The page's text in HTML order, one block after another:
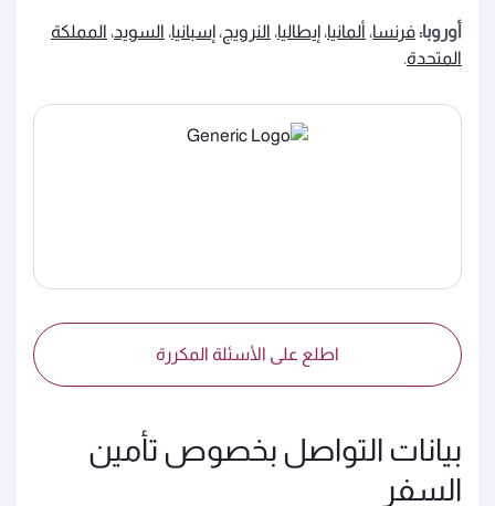
أوروبا: فرنسا، ألمانيا،إيطاليا، النرويج،إسبانيا، السويد، المملكة
المتحدة.
اطلع على الأسئلة المكررة
بيانات التواصل بخصوص تأمين
السفر